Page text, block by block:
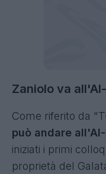
Zaniolo va
Come riferito da
può andare
iniziati i primi
proprietà del